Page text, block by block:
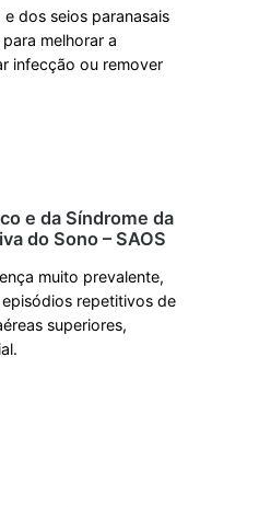
dos seios paranasais
melhorar a
infecção ou remover
e da Síndrome da
do Sono – SAOS
muito prevalente,
repetitivos de
superiores,